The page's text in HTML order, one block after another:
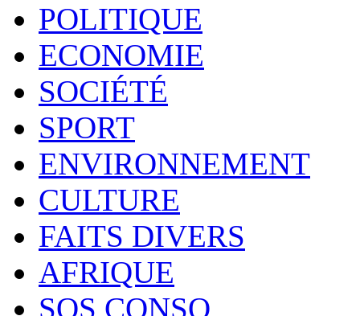
POLITIQUE
ECONOMIE
SOCIÉTÉ
SPORT
ENVIRONNEMENT
CULTURE
FAITS DIVERS
AFRIQUE
SOS CONSO